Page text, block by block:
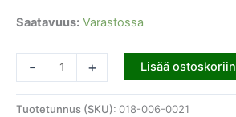
Saatavuus: Varastossa
- + Lisää ostoskoriin
Tuotetunnus (SKU): 018-006-0021